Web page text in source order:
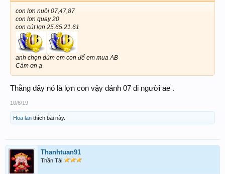
con lợn nuôi 07,47,87
con lợn quay 20
con cút lợn 25.65.21.61
anh chọn dùm em con để em mua AB
Cám ơn ạ
Thằng đấy nó là lợn con vậy đánh 07 đi người ae .
10/6/19
Hoa lan thích bài này.
Thanhtuan91
Thần Tài